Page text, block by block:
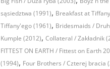
sąsiedztwa (1991), Breakfast at
Tiffany'ego (1961), Bridesmaids /
Kumple (2012), Collateral / Zakładnik
FITTEST ON EARTH / Fittest on Earth
(1994), Four Brothers / Czterej bracia